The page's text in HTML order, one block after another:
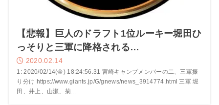
【悲報】巨人のドラフト1位ルーキー堀田ひ
っそりと三軍に降格される…
2020.02.14
1: 2020/02/14(金) 18:24:56.31 宮崎キャンプメンバーの二、三軍振
り分け https://www.giants.jp/G/gnews/news_3914774.html 三軍 堀
田、井上、山瀬、菊...